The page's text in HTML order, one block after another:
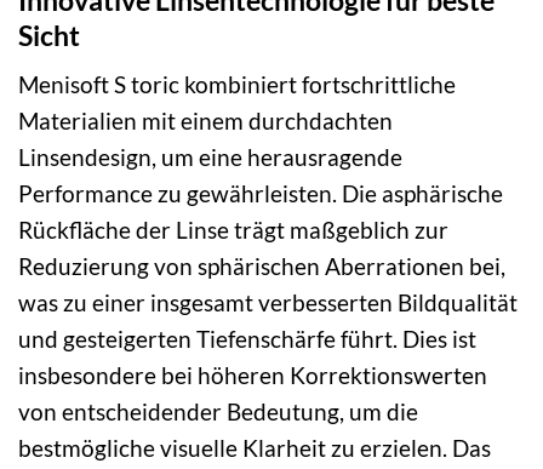
Sicht
Menisoft S toric kombiniert fortschrittliche
Materialien mit einem durchdachten
Linsendesign, um eine herausragende
Performance zu gewährleisten. Die asphärische
Rückfläche der Linse trägt maßgeblich zur
Reduzierung von sphärischen Aberrationen bei,
was zu einer insgesamt verbesserten Bildqualität
und gesteigerten Tiefenschärfe führt. Dies ist
insbesondere bei höheren Korrektionswerten
von entscheidender Bedeutung, um die
bestmögliche visuelle Klarheit zu erzielen. Das